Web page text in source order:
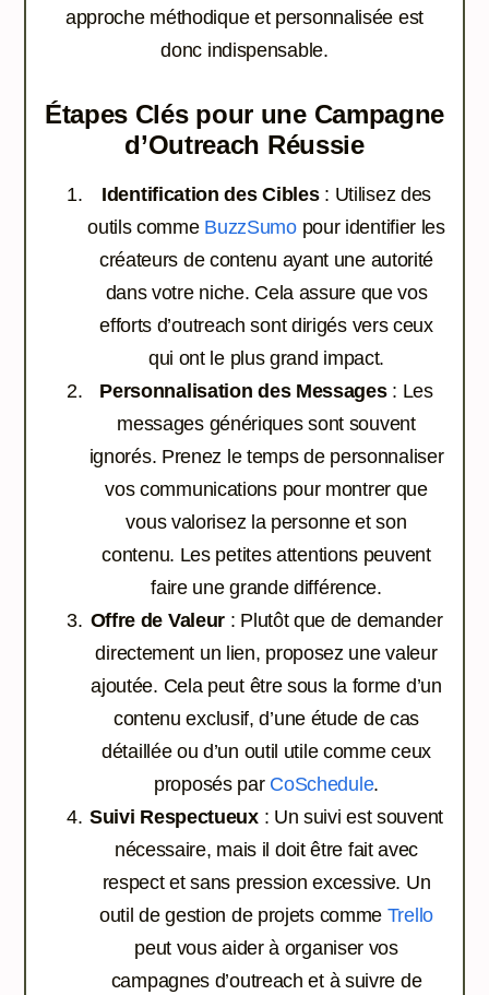
approche méthodique et personnalisée est
donc indispensable.
Étapes Clés pour une Campagne
d’Outreach Réussie
Identification des Cibles: Utilisez des
outils comme BuzzSumopour identifier les
créateurs de contenu ayant une autorité
dans votre niche. Cela assure que vos
efforts d’outreach sont dirigés vers ceux
qui ont le plus grand impact.
Personnalisation des Messages: Les
messages génériques sont souvent
ignorés. Prenez le temps de personnaliser
vos communications pour montrer que
vous valorisez la personne et son
contenu. Les petites attentions peuvent
faire une grande différence.
Offre de Valeur : Plutôt que de demander
directement un lien, proposez une valeur
ajoutée. Cela peut être sous la forme d’un
contenu exclusif, d’une étude de cas
détaillée ou d’un outil utile comme ceux
proposés par CoSchedule.
Suivi Respectueux: Un suivi est souvent
nécessaire, mais il doit être fait avec
respect et sans pression excessive. Un
outil de gestion de projets comme Trello
peut vous aider à organiser vos
campagnes d’outreach et à suivre de